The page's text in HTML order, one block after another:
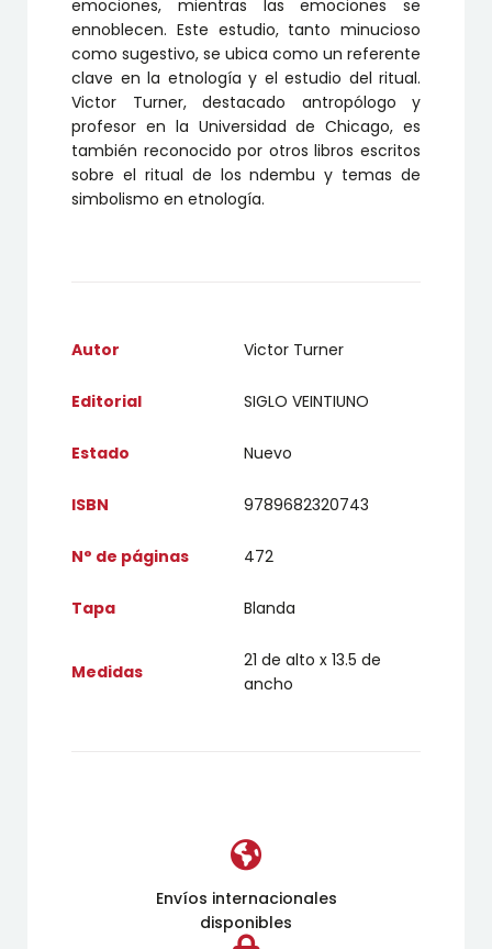
emociones, mientras las emociones se
ennoblecen. Este estudio, tanto minucioso
como sugestivo, se ubica como un referente
clave en la etnología y el estudio del ritual.
Victor Turner, destacado antropólogo y
profesor en la Universidad de Chicago, es
también reconocido por otros libros escritos
sobre el ritual de los ndembu y temas de
simbolismo en etnología.
Autor Victor Turner
Editorial SIGLO VEINTIUNO
Estado Nuevo
ISBN 9789682320743
N° de páginas 472
Tapa Blanda
Medidas
21 de alto x 13.5 de
ancho
Envíos internacionales
disponibles